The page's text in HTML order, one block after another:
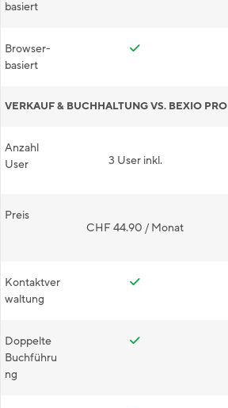
basiert
Browser-
basiert
VERKAUF & BUCHHALTUNG VS. BEXIO PRO
Anzahl
User
3 User inkl.
Preis
CHF 44.90 / Monat
Kontaktver
waltung
Doppelte
Buchführu
ng